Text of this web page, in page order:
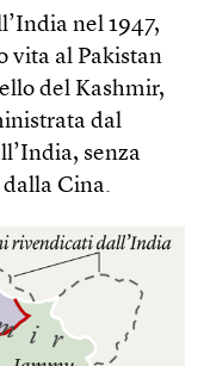
nel 1947,
vita al Pakistan
del Kashmir,
dal
senza
Cina.